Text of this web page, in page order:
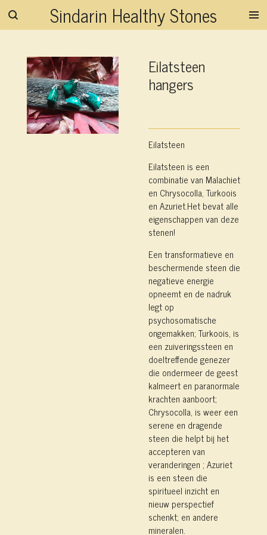
Ga
hoofdinhoud
Sindarin Healthy Stones
Eilatsteen
hangers
Eilatsteen
Eilatsteen is een
combinatie van Malachiet
en Chrysocolla, Turkoois
en Azuriet.Het bevat alle
eigenschappen van deze
stenen!
Een transformatieve en
beschermende steen die
negatieve energie
opneemt en de nadruk
legt op
psychosomatische
ongemakken; Turkoois, is
een zuiveringssteen en
doeltreffende genezer
die ondermeer de geest
kalmeert en paranormale
krachten aanboort;
Chrysocolla, is weer een
serene en dragende
steen die helpt bij het
accepteren van
veranderingen ; Azuriet
is een steen die
spiritueel inzicht en
nieuw perspectief
schenkt; en andere
mineralen.